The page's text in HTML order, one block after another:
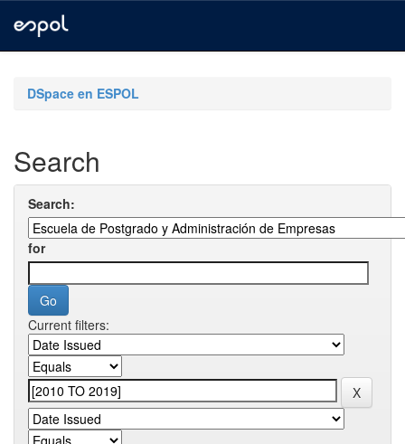
navigationDSpace en ESPOL
Search
Search:
for
Current filters: